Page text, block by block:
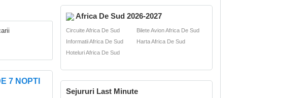
7 NOPTI
Africa De Sud 2026-2027
Circuite Africa De Sud
Bilete Avion Africa De Sud
Informatii Africa De Sud
Harta Africa De Sud
Hoteluri Africa De Sud
Sejururi Last Minute